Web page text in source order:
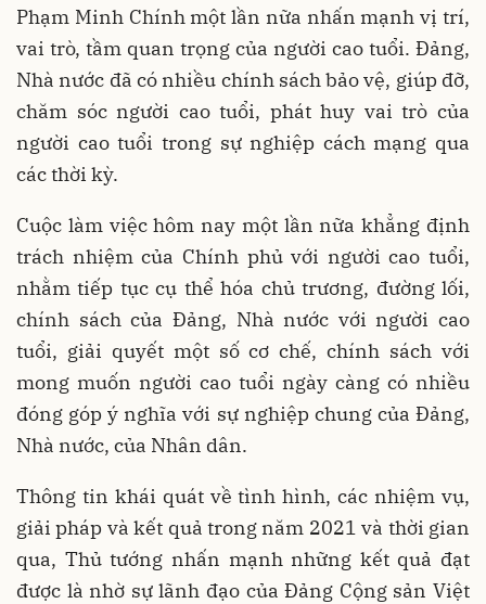
Phạm Minh Chính một lần nữa nhấn mạnh vị trí,
vai trò, tầm quan trọng của người cao tuổi. Đảng,
Nhà nước đã có nhiều chính sách bảo vệ, giúp đỡ,
chăm sóc người cao tuổi, phát huy vai trò của
người cao tuổi trong sự nghiệp cách mạng qua
các thời kỳ.
Cuộc làm việc hôm nay một lần nữa khẳng định
trách nhiệm của Chính phủ với người cao tuổi,
nhằm tiếp tục cụ thể hóa chủ trương, đường lối,
chính sách của Đảng, Nhà nước với người cao
tuổi, giải quyết một số cơ chế, chính sách với
mong muốn người cao tuổi ngày càng có nhiều
đóng góp ý nghĩa với sự nghiệp chung của Đảng,
Nhà nước, của Nhân dân.
Thông tin khái quát về tình hình, các nhiệm vụ,
giải pháp và kết quả trong năm 2021 và thời gian
qua, Thủ tướng nhấn mạnh những kết quả đạt
được là nhờ sự lãnh đạo của Đảng Cộng sản Việt